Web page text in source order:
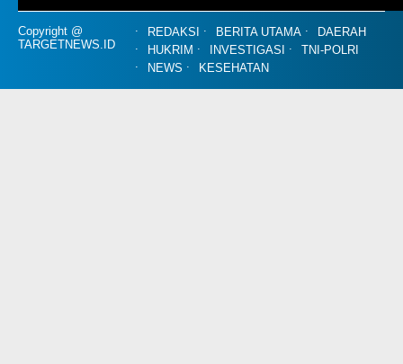
Copyright @
TARGETNEWS.ID
REDAKSI BERITA UTAMA
DAERAH
HUKRIM
INVESTIGASI
TNI-POLRI
NEWS
KESEHATAN